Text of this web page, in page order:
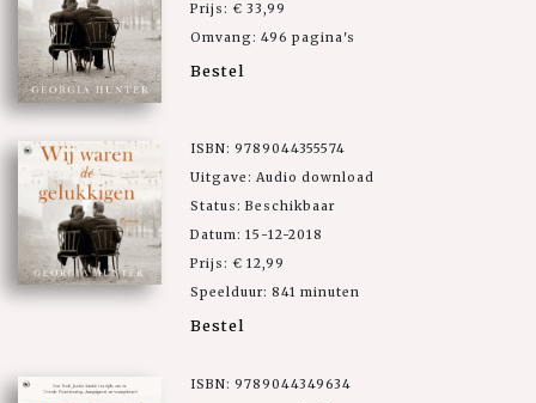
Prijs: € 33,99
Omvang: 496 pagina's
Bestel
ISBN: 9789044355574
Uitgave: Audio download
Status: Beschikbaar
Datum: 15-12-2018
Prijs: € 12,99
Speelduur: 841 minuten
Bestel
ISBN: 9789044349634